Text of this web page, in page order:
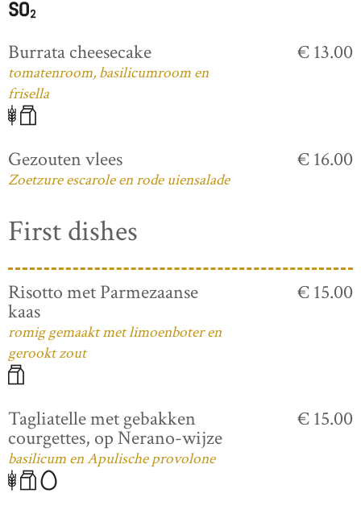
Burrata cheesecake
tomatenroom, basilicumroom en
frisella
€ 13.00
Gezouten vlees
Zoetzure escarole en rode uiensalade
€ 16.00
First dishes
Risotto met Parmezaanse
kaas
romig gemaakt met limoenboter en
gerookt zout
€ 15.00
Tagliatelle met gebakken
courgettes, op Nerano-wijze
basilicum en Apulische provolone
€ 15.00